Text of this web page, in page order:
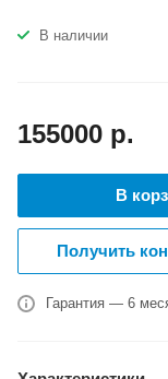
В наличии
155000 р.
В
Получить
Гарантия — 6